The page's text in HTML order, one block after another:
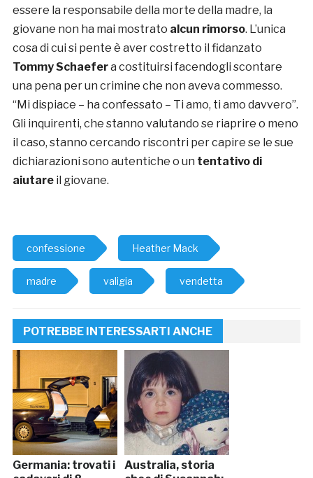
essere la responsabile della morte della madre, la
giovane non ha mai mostrato alcun rimorso. L’unica
cosa di cui si pente è aver costretto il fidanzato
Tommy Schaefera costituirsi facendogli scontare
una pena per un crimine che non aveva commesso.
“Mi dispiace – ha confessato – Ti amo, ti amo davvero”.
Gli inquirenti, che stanno valutando se riaprire o meno
il caso, stanno cercando riscontri per capire se le sue
dichiarazioni sono autentiche o un tentativo di
aiutareil giovane.
confessione Heather Mack
madre valigia vendetta
POTREBBE INTERESSARTI ANCHE
Germania: trovati i
Australia, storia